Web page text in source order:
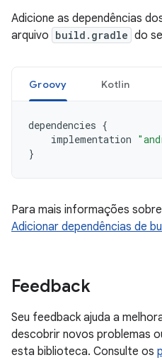
Adicione as dependências
arquivo build.gradle do
Groovy Kotlin
dependencies {
implementation
}
Para mais informações
Adicionar dependências de
Feedback
Seu feedback ajuda a
descobrir novos problemas
esta biblioteca. Consulte os